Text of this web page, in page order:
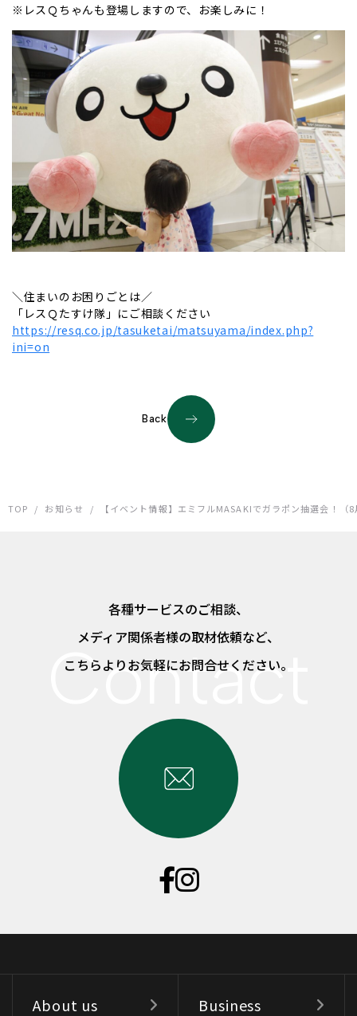
※レスＱちゃんも登場しますので、お楽しみに！
＼住まいのお困りごとは／
「レスＱたすけ隊」にご相談ください
https://resq.co.jp/tasuketai/matsuyama/index.php?
ini=on
Back
TOP / お知らせ / 【イベント情報】エミフルMASAKIでガラポン抽選会！（
各種サービスのご相談、
メディア関係者様の取材依頼など、
こちらよりお気軽にお問合せください。
About us Business